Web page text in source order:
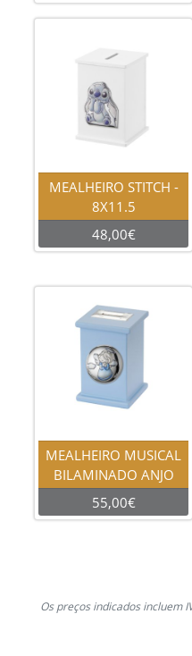
MEALHEIRO STITCH -
8X11.5
48,00€
MEALHEIRO MUSICAL
BILAMINADO ANJO
55,00€
Os preços indicados incluem